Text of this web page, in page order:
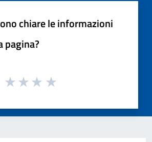
chiare le informazioni
pagina?